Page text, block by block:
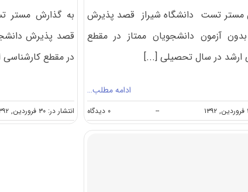
مستر تست دانشگاه شیراز قصد پذیرش
آزمون دانشجویان ممتاز در مقطع
ارشد در سال تحصیلی [...]
ادامه مطلب…
-- ۰ دیدگاه
پذیرش
دانشجوی
به گذارش مستر
قصد پذیرش
در مقطع
انتشار در: ۳۰ فروردین, ۱۳۹۲